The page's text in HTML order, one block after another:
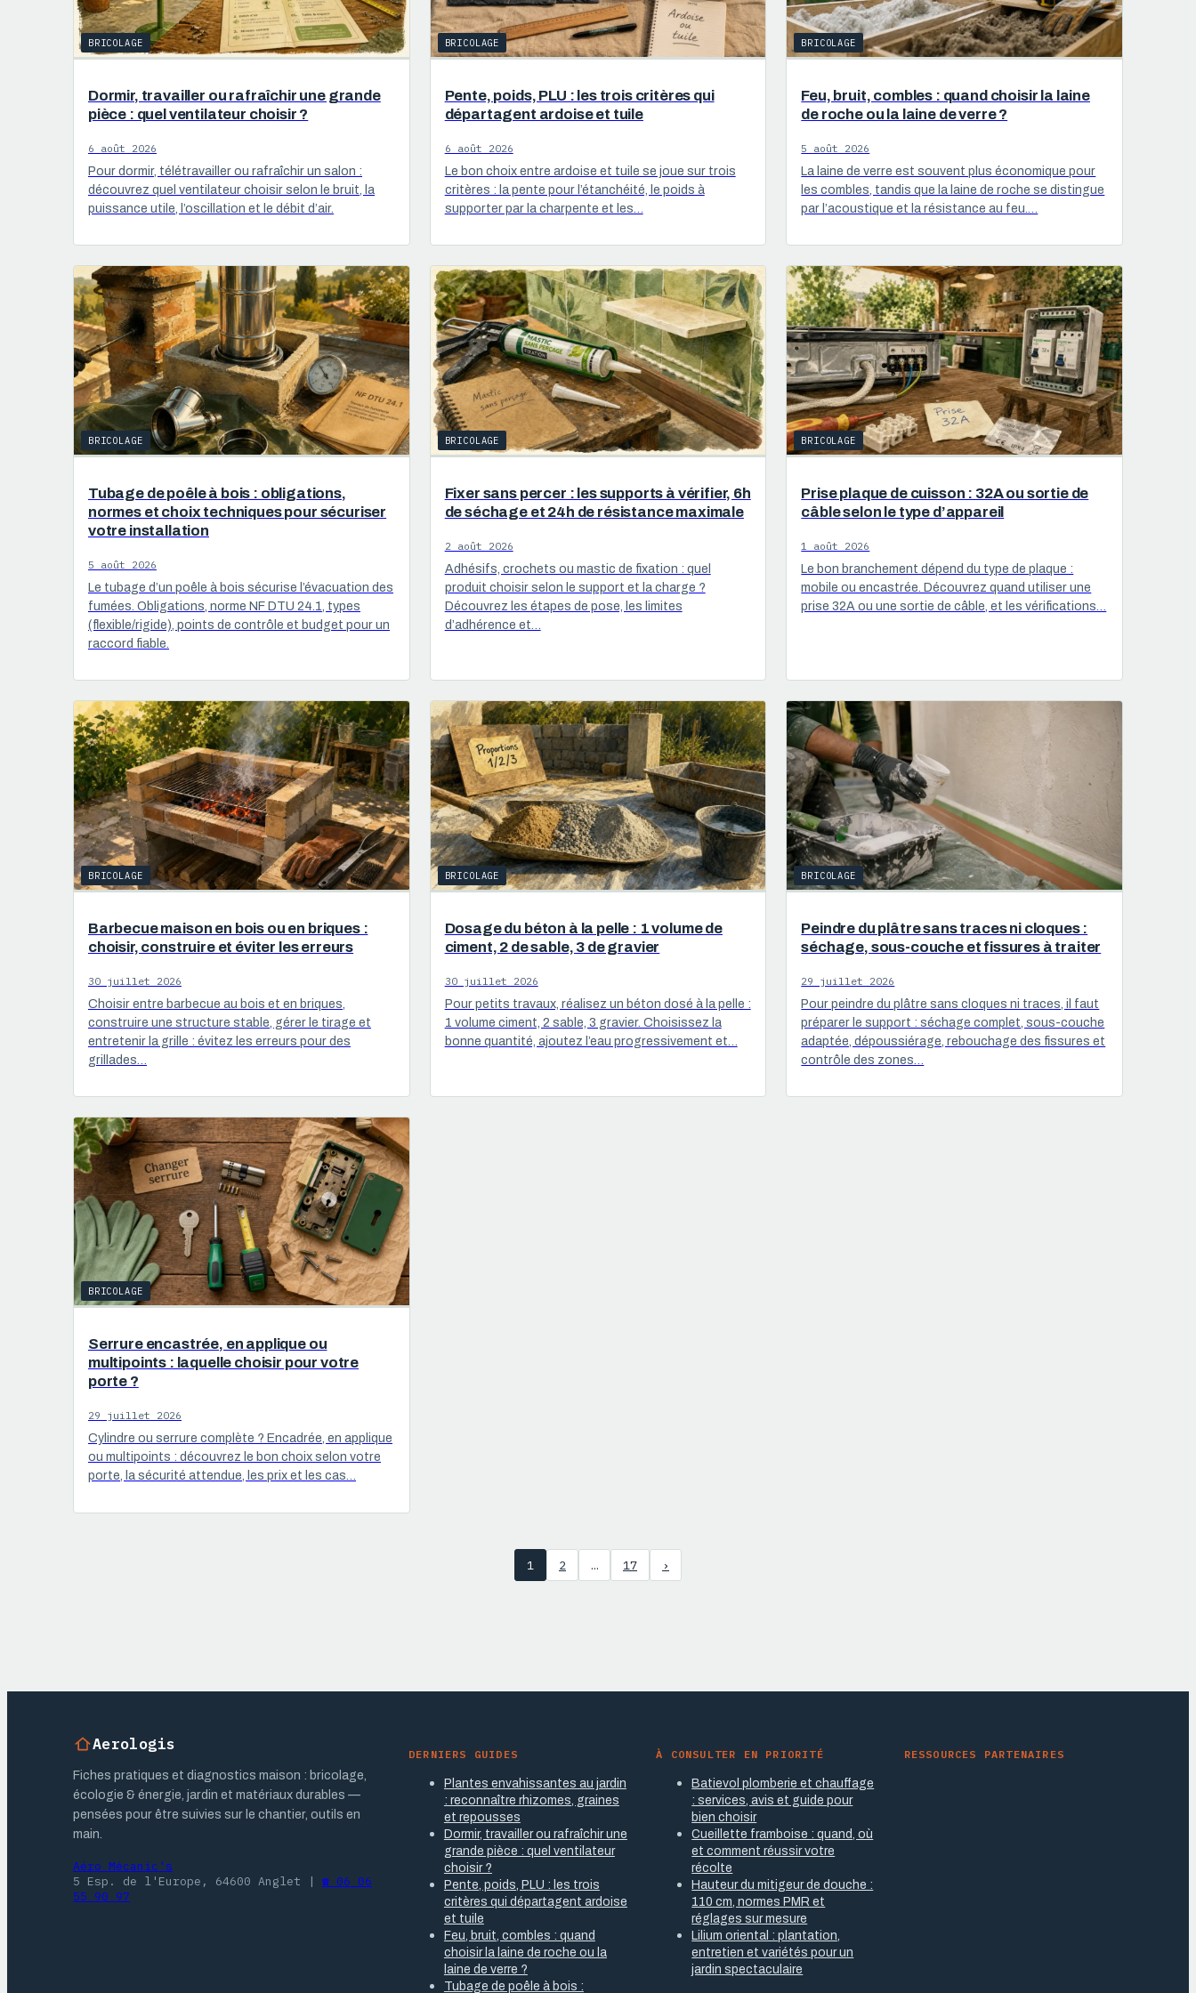
BRICOLAGE
Dormir, travailler ou rafraîchir une grande
pièce : quel ventilateur choisir ?
6 août 2026
Pour dormir, télétravailler ou rafraîchir un salon :
découvrez quel ventilateur choisir selon le bruit, la
puissance utile, l’oscillation et le débit d’air.
BRICOLAGE
Pente, poids, PLU : les trois critères qui
départagent ardoise et tuile
6 août 2026
Le bon choix entre ardoise et tuile se joue sur trois
critères : la pente pour l’étanchéité, le poids à
supporter par la charpente et les…
BRICOLAGE
Feu, bruit, combles : quand choisir la laine
de roche ou la laine de verre ?
5 août 2026
La laine de verre est souvent plus économique pour
les combles, tandis que la laine de roche se distingue
par l’acoustique et la résistance au feu.…
BRICOLAGE
Tubage de poêle à bois : obligations,
normes et choix techniques pour sécuriser
votre installation
5 août 2026
Le tubage d’un poêle à bois sécurise l’évacuation des
fumées. Obligations, norme NF DTU 24.1, types
(flexible/rigide), points de contrôle et budget pour un
raccord fiable.
BRICOLAGE
Fixer sans percer : les supports à vérifier, 6h
de séchage et 24h de résistance maximale
2 août 2026
Adhésifs, crochets ou mastic de fixation : quel
produit choisir selon le support et la charge ?
Découvrez les étapes de pose, les limites
d’adhérence et…
BRICOLAGE
Prise plaque de cuisson : 32A ou sortie de
câble selon le type d’appareil
1 août 2026
Le bon branchement dépend du type de plaque :
mobile ou encastrée. Découvrez quand utiliser une
prise 32A ou une sortie de câble, et les vérifications…
BRICOLAGE
Barbecue maison en bois ou en briques :
choisir, construire et éviter les erreurs
30 juillet 2026
Choisir entre barbecue au bois et en briques,
construire une structure stable, gérer le tirage et
entretenir la grille : évitez les erreurs pour des
grillades…
BRICOLAGE
Dosage du béton à la pelle : 1 volume de
ciment, 2 de sable, 3 de gravier
30 juillet 2026
Pour petits travaux, réalisez un béton dosé à la pelle :
1 volume ciment, 2 sable, 3 gravier. Choisissez la
bonne quantité, ajoutez l’eau progressivement et…
BRICOLAGE
Peindre du plâtre sans traces ni cloques :
séchage, sous-couche et fissures à traiter
29 juillet 2026
Pour peindre du plâtre sans cloques ni traces, il faut
préparer le support : séchage complet, sous-couche
adaptée, dépoussiérage, rebouchage des fissures et
contrôle des zones…
BRICOLAGE
Serrure encastrée, en applique ou
multipoints : laquelle choisir pour votre
porte ?
29 juillet 2026
Cylindre ou serrure complète ? Encadrée, en applique
ou multipoints : découvrez le bon choix selon votre
porte, la sécurité attendue, les prix et les cas…
1 2 … 17 ›
Aerologis
Fiches pratiques et diagnostics maison : bricolage,
écologie & énergie, jardin et matériaux durables —
pensées pour être suivies sur le chantier, outils en
main.
Aéro Mécanic's
5 Esp. de l'Europe, 64600 Anglet | ☎ 06 06
55 90 97
DERNIERS GUIDES
Plantes envahissantes au jardin
: reconnaître rhizomes, graines
et repousses
Dormir, travailler ou rafraîchir une
grande pièce : quel ventilateur
choisir ?
Pente, poids, PLU : les trois
critères qui départagent ardoise
et tuile
Feu, bruit, combles : quand
choisir la laine de roche ou la
laine de verre ?
Tubage de poêle à bois :
À CONSULTER EN PRIORITÉ
Batievol plomberie et chauffage
: services, avis et guide pour
bien choisir
Cueillette framboise : quand, où
et comment réussir votre
récolte
Hauteur du mitigeur de douche :
110 cm, normes PMR et
réglages sur mesure
Lilium oriental : plantation,
entretien et variétés pour un
jardin spectaculaire
RESSOURCES PARTENAIRES